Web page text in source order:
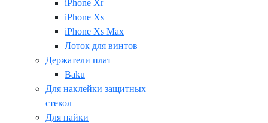
iPhone Xr
iPhone Xs
iPhone Xs Max
Лоток для винтов
Держатели плат
Baku
Для наклейки защитных
стекол
Для пайки